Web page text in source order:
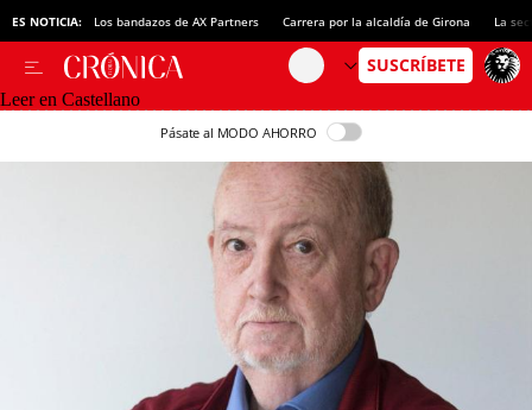
ES NOTICIA: Los bandazos de AX Partners Carrera por la alcaldía de Girona La
Leer en Castellano
Pásate al MODO AHORRO